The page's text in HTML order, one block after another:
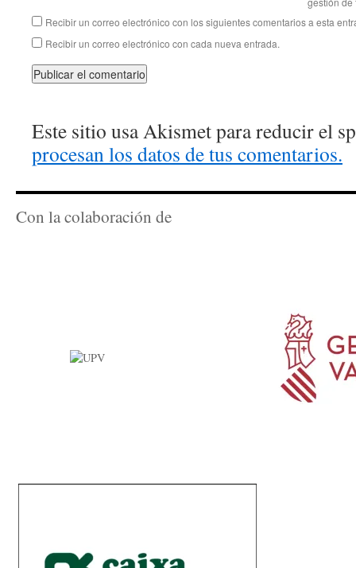
Recibir un correo electrónico con los siguientes comentarios a esta
Recibir un correo electrónico con cada nueva entrada.
Este sitio usa Akismet para reducir el
procesan los datos de tus comentarios.
Con la colaboración de